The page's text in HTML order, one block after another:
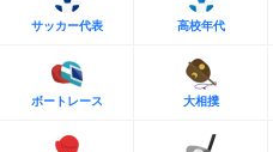
サッカー代表 高校年代
ボートレース 大相撲